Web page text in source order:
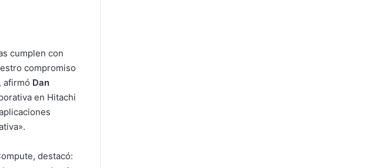
cumplen con
compromiso
afirmó Dan
en Hitachi
destacó: